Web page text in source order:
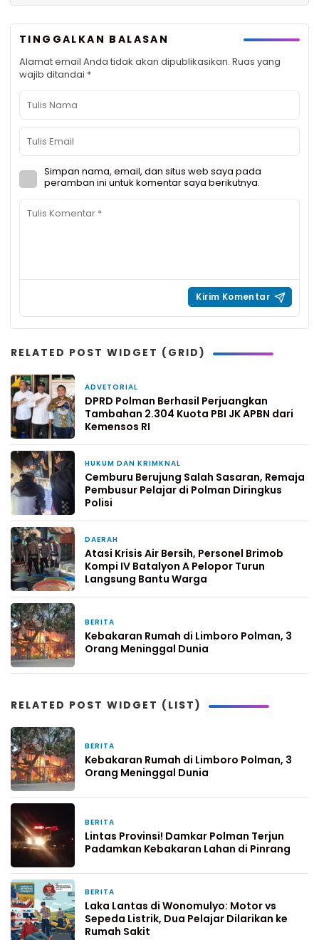
TINGGALKAN BALASAN
Alamat email Anda tidak akan dipublikasikan. Ruas yang
wajib ditandai *
Simpan nama, email, dan situs web saya pada
peramban ini untuk komentar saya berikutnya.
RELATED POST WIDGET (GRID)
ADVETORIAL
DPRD Polman Berhasil Perjuangkan
Tambahan 2.304 Kuota PBI JK APBN dari
Kemensos RI
HUKUM DAN KRIMKNAL
Cemburu Berujung Salah Sasaran, Remaja
Pembusur Pelajar di Polman Diringkus
Polisi
DAERAH
Atasi Krisis Air Bersih, Personel Brimob
Kompi IV Batalyon A Pelopor Turun
Langsung Bantu Warga
BERITA
Kebakaran Rumah di Limboro Polman, 3
Orang Meninggal Dunia
RELATED POST WIDGET (LIST)
BERITA
Kebakaran Rumah di Limboro Polman, 3
Orang Meninggal Dunia
BERITA
Lintas Provinsi! Damkar Polman Terjun
Padamkan Kebakaran Lahan di Pinrang
BERITA
Laka Lantas di Wonomulyo: Motor vs
Sepeda Listrik, Dua Pelajar Dilarikan ke
Rumah Sakit